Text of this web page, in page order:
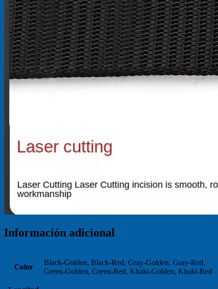
Información adicional
Color
Black-Golden, Black-Red, Gray-Golden, Gray-Red,
Green-Golden, Green-Red, Khaki-Golden, Khaki-Red